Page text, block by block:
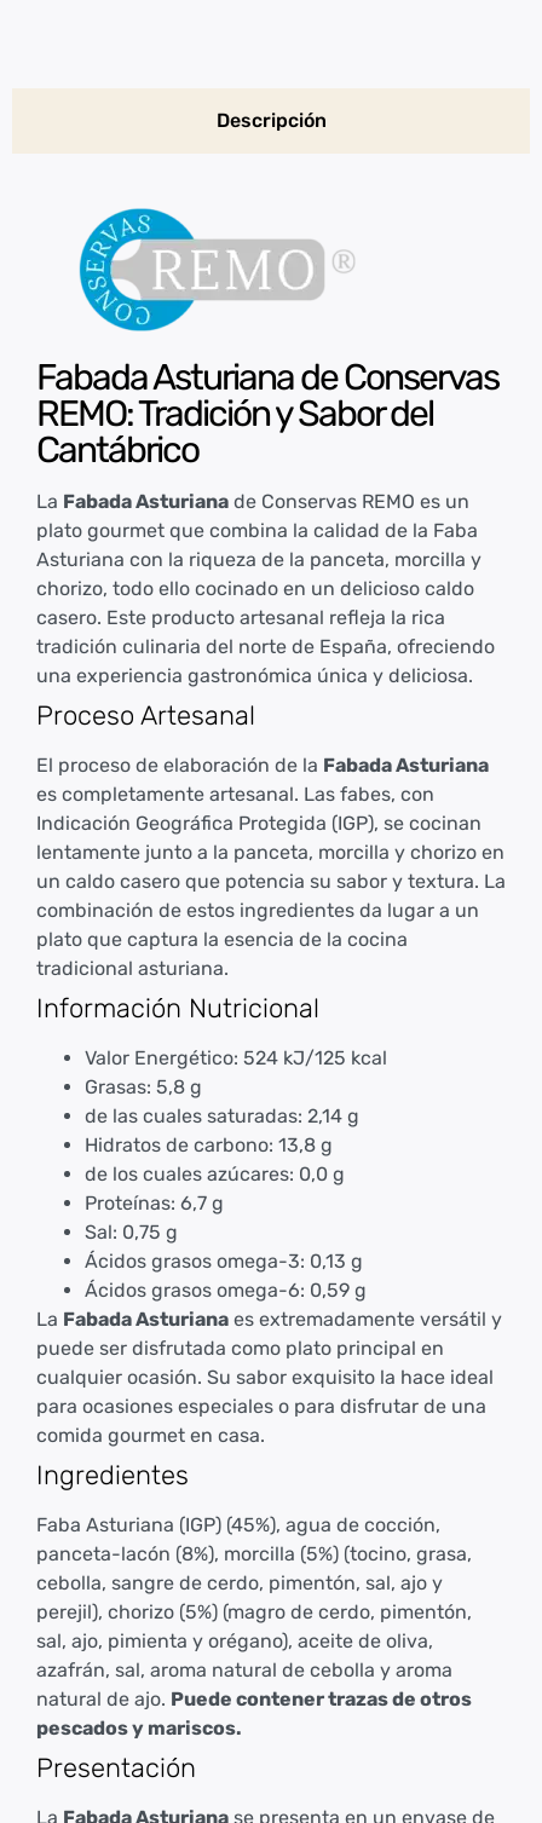
Descripción
Fabada Asturiana de Conservas
REMO: Tradición y Sabor del
Cantábrico
La Fabada Asturiana de Conservas REMO es un
plato gourmet que combina la calidad de la Faba
Asturiana con la riqueza de la panceta, morcilla y
chorizo, todo ello cocinado en un delicioso caldo
casero. Este producto artesanal refleja la rica
tradición culinaria del norte de España, ofreciendo
una experiencia gastronómica única y deliciosa.
Proceso Artesanal
El proceso de elaboración de la Fabada Asturiana
es completamente artesanal. Las fabes, con
Indicación Geográfica Protegida (IGP), se cocinan
lentamente junto a la panceta, morcilla y chorizo en
un caldo casero que potencia su sabor y textura. La
combinación de estos ingredientes da lugar a un
plato que captura la esencia de la cocina
tradicional asturiana.
Información Nutricional
Valor Energético: 524 kJ/125 kcal
Grasas: 5,8 g
de las cuales saturadas: 2,14 g
Hidratos de carbono: 13,8 g
de los cuales azúcares: 0,0 g
Proteínas: 6,7 g
Sal: 0,75 g
Ácidos grasos omega-3: 0,13 g
Ácidos grasos omega-6: 0,59 g
La Fabada Asturiana es extremadamente versátil y
puede ser disfrutada como plato principal en
cualquier ocasión. Su sabor exquisito la hace ideal
para ocasiones especiales o para disfrutar de una
comida gourmet en casa.
Ingredientes
Faba Asturiana (IGP) (45%), agua de cocción,
panceta-lacón (8%), morcilla (5%) (tocino, grasa,
cebolla, sangre de cerdo, pimentón, sal, ajo y
perejil), chorizo (5%) (magro de cerdo, pimentón,
sal, ajo, pimienta y orégano), aceite de oliva,
azafrán, sal, aroma natural de cebolla y aroma
natural de ajo. Puede contener trazas de otros
pescados y mariscos.
Presentación
La Fabada Asturiana se presenta en un envase de